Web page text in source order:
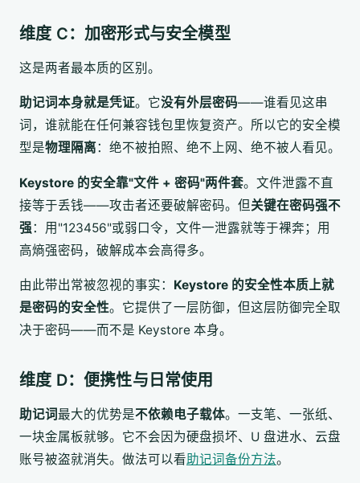
维度 C：加密形式与安全模型
这是两者最本质的区别。
助记词本身就是凭证。它没有外层密码——谁看见这串
词，谁就能在任何兼容钱包里恢复资产。所以它的安全模
型是物理隔离：绝不被拍照、绝不上网、绝不被人看见。
Keystore 的安全靠"文件 + 密码"两件套。文件泄露不直
接等于丢钱——攻击者还要破解密码。但关键在密码强不
强：用"123456"或弱口令，文件一泄露就等于裸奔；用
高熵强密码，破解成本会高得多。
由此带出常被忽视的事实： Keystore 的安全性本质上就
是密码的安全性。它提供了一层防御，但这层防御完全取
决于密码——而不是 Keystore 本身。
维度 D：便携性与日常使用
助记词最大的优势是不依赖电子载体。一支笔、一张纸、
一块金属板就够。它不会因为硬盘损坏、U 盘进水、云盘
账号被盗就消失。做法可以看助记词备份方法。